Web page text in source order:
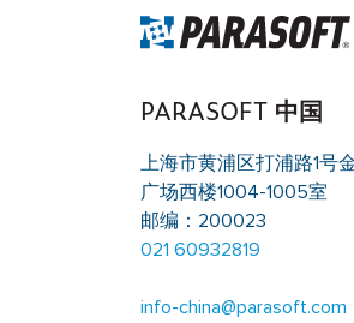
PARASOFT 中国
上海市黄浦区打浦路1号
广场西楼1004-1005室
邮编：200023
021 60932819
info-china@parasoft.com